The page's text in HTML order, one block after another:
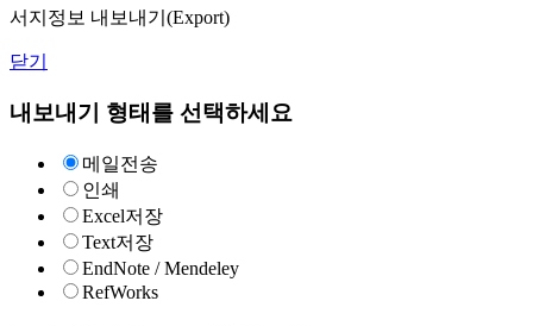
서지정보 내보내기(Export)
닫기
내보내기 형태를 선택하세요
메일전송
인쇄
Excel저장
Text저장
EndNote / Mendeley
RefWorks